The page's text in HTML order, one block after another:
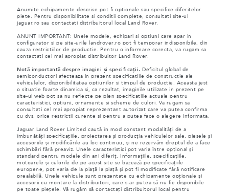
Anumite echipamente descrise pot fi optionale sau specifice diferitelor
piete. Pentru disponibilitate si conditii complete, consultati site-ul
jaguar.ro sau contactati distribuitorul local Land Rover.
ANUNT IMPORTANT: Unele modele, echipari si optiuni care apar in
configurator si pe site-urile landrover.ro pot fi temporar indisponibile, din
cauza restrictiilor de productie. Pentru o informare corecta, va rugam sa
contactati cel mai apropiat distribuitor Land Rover.
Notă importantă despre imagini și specificații. Deficitul global de
semiconductori afecteaza in prezent specificatiile de constructie ale
vehiculelor, disponibilitatea optiunilor si timpul de productie. Aceasta jest
o situatie foarte dinamica si, ca rezultat, imaginile utilizate in prezent pe
site-ul web pot sa nu reflecte pe plen specificatiile actuale pentru
caracteristici, optiuni, ornamente si scheme de culori. Va rugam sa
consultati cel mai apropiat reprezentant autorizat care va putea confirma
cu dvs. orice restrictii curente si pentru a putea face o alegere informata.
Jaguar Land Rover Limited caută în mod constant modalități de a
îmbunătăți specificațiile, proiectarea și producția vehiculelor sale, piesele și
accesoriile și modificările au loc continuu, și ne rezervăm dreptul de a face
schimbări fără preaviz. Unele caracteristici pot varia între opțional și
standard pentru modele din ani diferiț. Informațiile, specificațiile,
motoarele și culorile de pe acest site se bazează pe specificațiile
europene, pot varia de la piață la piață și pot fi modificate fără notificare
prealabilă. Unele vehicule sunt prezentate cu echipamente opționale și
accesorii cu montare la distribuitori, care s-ar putea să nu fie disponibile
pe toate piețele. Vă rugăm să contactați distribuitorul local pentru